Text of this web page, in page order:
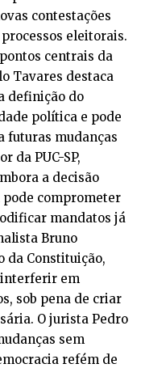
contestações
eleitorais.
centrais da
Tavares destaca
definição do
política e pode
futuras mudanças
da PUC-SP,
a decisão
comprometer
mandatos já
Bruno
da Constituição,
interferir em
sob pena de criar
O jurista Pedro
sem
refém de